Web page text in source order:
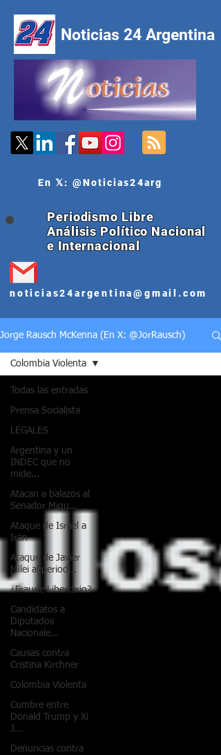
Noticias 24 Argentina
En 𝕏: @Noticias24arg
Periodismo Libre
Análisis Político Nacional
e Internacional
noticias24argentina@gmail.com
Jorge Rausch McKenna (En X: @JorRausch)
Todas las entradas
Prensa Socialista
LEGALES
Argentina y un
INDEC que no
mide...
Atacan a balazos al
Senador Migu...
Ataque de Israel a
Irán
Ataque de Javier
Milei al period...
¿Fraude Libertario?
Candidatos a
Diputados
Nacionale...
Causas contra
Cristina Kirchner
Colombia Violenta
Cumbre entre
Donald Trump y Xi
J...
Denuncias contra
Colombia Violenta